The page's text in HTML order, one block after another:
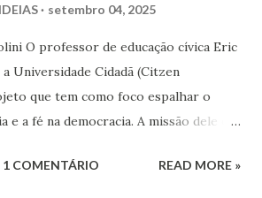
setembro 04, 2025
O professor de educação cívica Eric
Universidade Cidadã (Citzen
que tem como foco espalhar o
e a fé na democracia. A missão dele é
e influenciar ativamente a construção,
1 COMENTÁRIO READ MORE »